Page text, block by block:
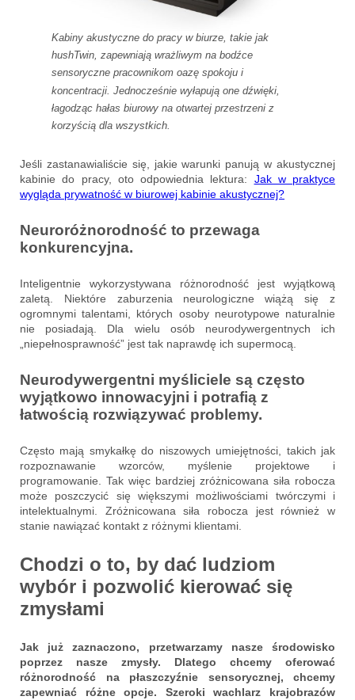
Kabiny akustyczne do pracy w biurze, takie jak
hushTwin, zapewniają wrażliwym na bodźce
sensoryczne pracownikom oazę spokoju i
koncentracji. Jednocześnie wyłapują one dźwięki,
łagodząc hałas biurowy na otwartej przestrzeni z
korzyścią dla wszystkich.
Jeśli zastanawialiście się, jakie warunki panują w akustycznej
kabinie do pracy, oto odpowiednia lektura: Jak w praktyce
wygląda prywatność w biurowej kabinie akustycznej?
Neuroróżnorodność to przewaga
konkurencyjna.
Inteligentnie wykorzystywana różnorodność jest wyjątkową
zaletą. Niektóre zaburzenia neurologiczne wiążą się z
ogromnymi talentami, których osoby neurotypowe naturalnie
nie posiadają. Dla wielu osób neurodywergentnych ich
„niepełnosprawność” jest tak naprawdę ich supermocą.
Neurodywergentni myśliciele są często
wyjątkowo innowacyjni i potrafią z
łatwością rozwiązywać problemy.
Często mają smykałkę do niszowych umiejętności, takich jak
rozpoznawanie wzorców, myślenie projektowe i
programowanie. Tak więc bardziej zróżnicowana siła robocza
może poszczycić się większymi możliwościami twórczymi i
intelektualnymi. Zróżnicowana siła robocza jest również w
stanie nawiązać kontakt z różnymi klientami.
Chodzi o to, by dać ludziom
wybór i pozwolić kierować się
zmysłami
Jak już zaznaczono, przetwarzamy nasze środowisko
poprzez nasze zmysły. Dlatego chcemy oferować
różnorodność na płaszczyźnie sensorycznej, chcemy
zapewniać różne opcje. Szeroki wachlarz krajobrazów